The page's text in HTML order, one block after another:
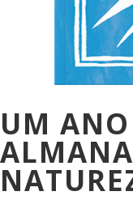
UM